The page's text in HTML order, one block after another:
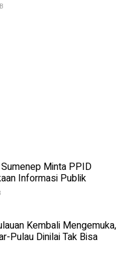
Minta PPID
Informasi Publik
Kembali Mengemuka,
Pulau Dinilai Tak Bisa